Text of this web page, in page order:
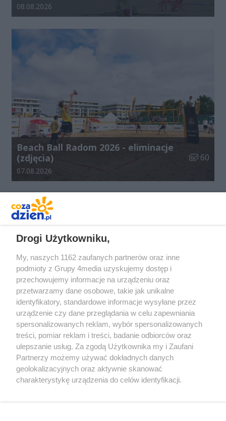
Data dodania galerii:
08.08.2026
Beach Ball Radom 2026 - eliminacje
(zdjęcia)
Liczba
60
Data dodania galerii:
07.08.2026
Redakcja Reklama Prywatność
Praca Łódź
the:protocol
Drogi Użytkowniku,
My, naszych 1162 zaufanych partnerów oraz inne
podmioty z Grupy 4media uzyskujemy dostęp i
przechowujemy informacje na urządzeniu oraz
przetwarzamy dane osobowe, takie jak unikalne
identyfikatory, standardowe informacje wysyłane przez
urządzenie czy dane przeglądania w celu zapewniania
spersonalizowanych reklam, wybór spersonalizowanych
treści, pomiar reklam i treści, badanie odbiorców oraz
ulepszanie usług. Za zgodą Użytkownika my i Zaufani
Partnerzy możemy używać dokładnych danych
geolokalizacyjnych oraz aktywnie skanować
charakterystykę urządzenia do celów identyfikacji.